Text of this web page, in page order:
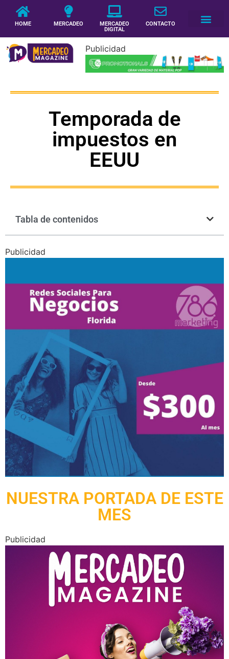
HOME MERCADEO
MERCADEO
DIGITAL
CONTACTO
Publicidad
Temporada de
impuestos en
EEUU
Tabla de contenidos
Publicidad
NUESTRA PORTADA DE ESTE
MES
Publicidad